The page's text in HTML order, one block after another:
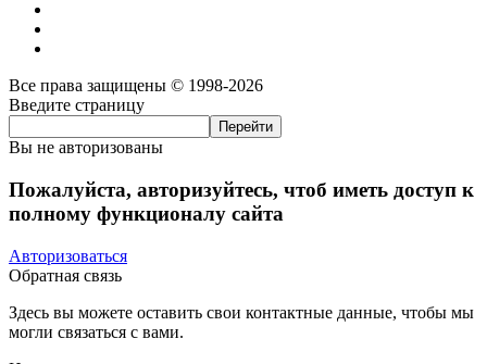
Все права защищены © 1998-2026
Введите страницу
Вы не авторизованы
Пожалуйста, авторизуйтесь, чтоб иметь доступ к
полному функционалу сайта
Авторизоваться
Обратная связь
Здесь вы можете оставить свои контактные данные, чтобы мы
могли связаться с вами.